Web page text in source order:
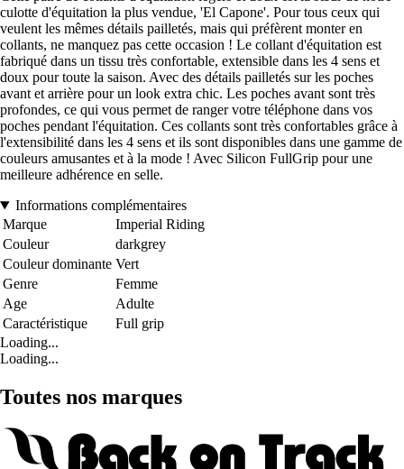
culotte d'équitation la plus vendue, 'El Capone'. Pour tous ceux qui
veulent les mêmes détails pailletés, mais qui préfèrent monter en
collants, ne manquez pas cette occasion ! Le collant d'équitation est
fabriqué dans un tissu très confortable, extensible dans les 4 sens et
doux pour toute la saison. Avec des détails pailletés sur les poches
avant et arrière pour un look extra chic. Les poches avant sont très
profondes, ce qui vous permet de ranger votre téléphone dans vos
poches pendant l'équitation. Ces collants sont très confortables grâce à
l'extensibilité dans les 4 sens et ils sont disponibles dans une gamme de
couleurs amusantes et à la mode ! Avec Silicon FullGrip pour une
meilleure adhérence en selle.
Informations complémentaires
Marque
Imperial Riding
Couleur
darkgrey
Couleur dominante Vert
Genre
Femme
Age
Adulte
Caractéristique
Full grip
Loading...
Loading...
Toutes nos marques